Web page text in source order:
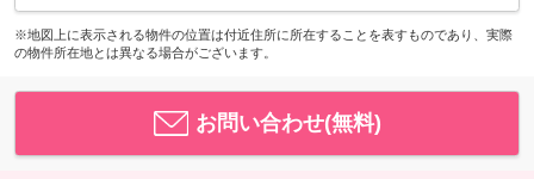
※地図上に表示される物件の位置は付近住所に所在することを表すものであり、実際
の物件所在地とは異なる場合がございます。
お問い合わせ(無料)